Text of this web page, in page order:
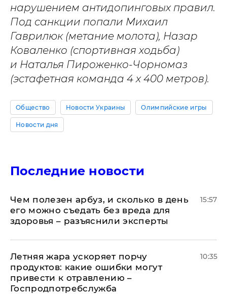
нарушением антидопинговых правил.
Под санкции попали Михаил
Гаврилюк (метание молота), Назар
Коваленко (спортивная ходьба)
и Наталья Пироженко-Чорномаз
(эстафетная команда 4 х 400 метров).
Общество Новости Украины Олимпийские игры
Новости дня
Последние новости
Чем полезен арбуз, и сколько в день
его можно съедать без вреда для
здоровья – разъяснили эксперты
15:57
Летняя жара ускоряет порчу
продуктов: какие ошибки могут
привести к отравлению –
Госпродпотребслужба
10:35